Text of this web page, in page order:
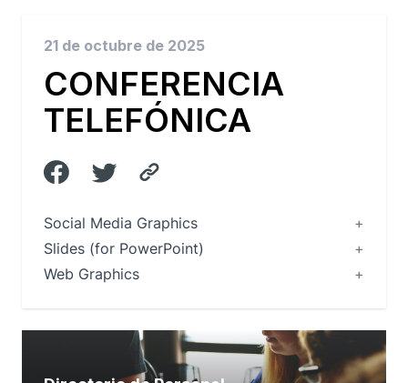
21 de octubre de 2025
CONFERENCIA
TELEFÓNICA
Social Media Graphics
Slides (for PowerPoint)
Web Graphics